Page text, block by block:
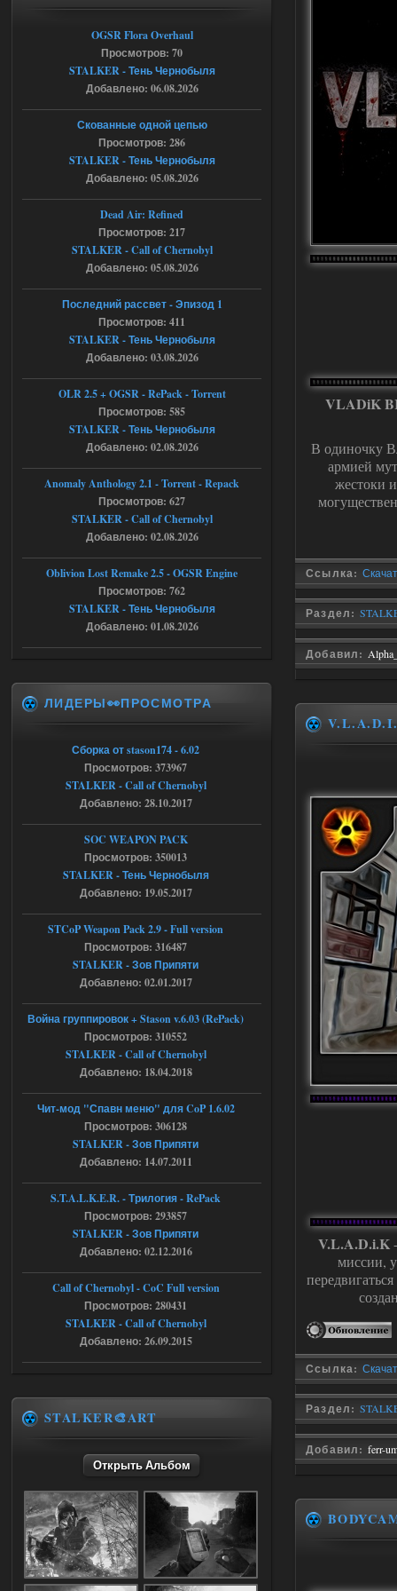
VLADiK
В одиночку
армией
жестоки
Ссылка:
Раздел:
Добавил:
V.L.A.D.i.K
миссии,
Ссылка:
Раздел:
Добавил: ferr-
ставки в файлах чтобы
Ответить ➤
Тайна Зоны - Remaster 2026
Stalker-Mods-Clan-su
Доступно только для пользователей
Ответить ➤
05.08.2026
Тайна Зоны - Remaster 2026
AndreySA
патч я установил после
установки мода, да, ладно,
наверное вы правы придется ожидать
Тайна Зоны - Remaster 2026
Stalker-Mods-Clan-su
Доступно только для пользователей
Ответить ➤
Тайна Зоны - Remaster 2026
20:25
AndreySA
[05.08.26
20:23:10.934] [17468]
FATAL ERROR
[error]Expression : FATAL ERROR
t_engine.cpp
[error]Description :
shadow of
chernobyl\gamedata\scripts\xr_camper.sc
ript:510: attempt to index local 'manager'
(a nil value)
Вылет после захода в Припять.
Ответить ➤
05.08.2026
Скованные одной цепью
r4908778
с избавлением от баласта,
доходяга.
Ответить ➤
05.08.2026
Путь во мгле + GUNSLINGER mod
Stalker-Mods-Clan-su
Доступно только для пользователей
05.08.2026
Путь во мгле + GUNSLINGER mod
16:09
stalker673920
где пароль?
Dead Air: Refined
Stalker-Mods-Clan-su
Доступно только для пользователей
Объединенный Пак 2 + OGSR +
STCoP WP 3.4
17:25
Stalker-Mods-Clan-su
Доступно только для пользователей
Ответить ➤
04.08.2026
OGSR Flora Overhaul
Просмотров: 70
STALKER - Тень Чернобыля
Добавлено: 06.08.2026
Скованные одной цепью
Просмотров: 286
STALKER - Тень Чернобыля
Добавлено: 05.08.2026
Dead Air: Refined
Просмотров: 217
STALKER - Call of Chernobyl
Добавлено: 05.08.2026
Последний рассвет - Эпизод 1
Просмотров: 411
STALKER - Тень Чернобыля
Добавлено: 03.08.2026
OLR 2.5 + OGSR - RePack - Torrent
Просмотров: 585
STALKER - Тень Чернобыля
Добавлено: 02.08.2026
Anomaly Anthology 2.1 - Torrent - Repack
Просмотров: 627
STALKER - Call of Chernobyl
Добавлено: 02.08.2026
Oblivion Lost Remake 2.5 - OGSR Engine
Просмотров: 762
STALKER - Тень Чернобыля
Добавлено: 01.08.2026
ЛИДЕРЫ👀ПРОСМОТРА
Сборка от stason174 - 6.02
Просмотров: 373967
STALKER - Call of Chernobyl
Добавлено: 28.10.2017
SOC WEAPON PACK
Просмотров: 350013
STALKER - Тень Чернобыля
Добавлено: 19.05.2017
STCoP Weapon Pack 2.9 - Full version
Просмотров: 316487
STALKER - Зов Припяти
Добавлено: 02.01.2017
Война группировок + Stason v.6.03 (RePack)
Просмотров: 310552
STALKER - Call of Chernobyl
Добавлено: 18.04.2018
Чит-мод "Спавн меню" для CoP 1.6.02
Просмотров: 306128
STALKER - Зов Припяти
Добавлено: 14.07.2011
S.T.A.L.K.E.R. - Трилогия - RePack
Просмотров: 293857
STALKER - Зов Припяти
Добавлено: 02.12.2016
Call of Chernobyl - CoC Full version
Просмотров: 280431
STALKER - Call of Chernobyl
Добавлено: 26.09.2015
STALKER🎨ART
Открыть Альбом